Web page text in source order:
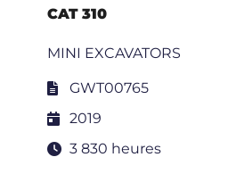
CAT 310
MINI EXCAVATORS
GWT00765
2019
3 830 heures